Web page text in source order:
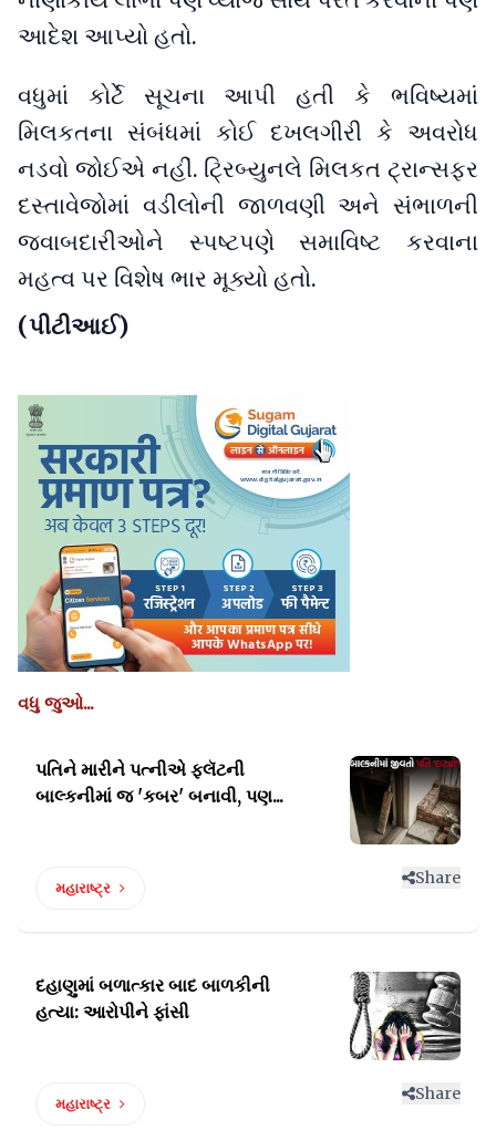
આદેશ આપ્યો હતો.
વધુમાં કોર્ટે સૂચના આપી હતી કે ભવિષ્યમાં
મિલકતના સંબંધમાં કોઈ દખલગીરી કે અવરોધ
નડવો જોઈએ નહીં. ટ્રિબ્યુનલે મિલકત ટ્રાન્સફર
દસ્તાવેજોમાં વડીલોની જાળવણી અને સંભાળની
જવાબદારીઓને સ્પષ્ટપણે સમાવિષ્ટ કરવાના
મહત્વ પર વિશેષ ભાર મૂક્યો હતો.
(પીટીઆઈ)
વધુ જુઓ...
પતિને મારીને પત્નીએ ફ્લૅટની
બાલ્કનીમાં જ 'કબર' બનાવી, પણ...
મહારાષ્ટ્ર
Share
દહાણુમાં બળાત્કાર બાદ બાળકીની
હત્યા: આરોપીને ફાંસી
મહારાષ્ટ્ર
Share